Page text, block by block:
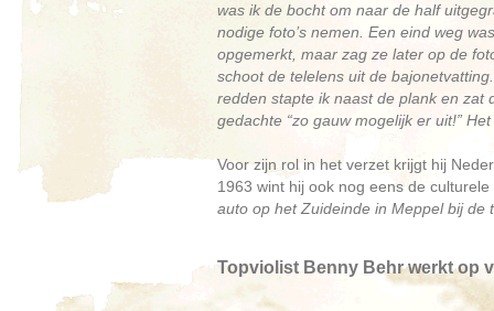
was ik de bocht om naar de half
nodige foto’s nemen. Een eind weg
opgemerkt, maar zag ze later op de
schoot de telelens uit de
redden stapte ik naast de plank en zat
gedachte “zo gauw mogelijk er uit!”
Voor zijn rol in het verzet krijgt hij
1963 wint hij ook nog eens de
auto op het Zuideinde in Meppel bij
Topviolist Benny Behr werkt op